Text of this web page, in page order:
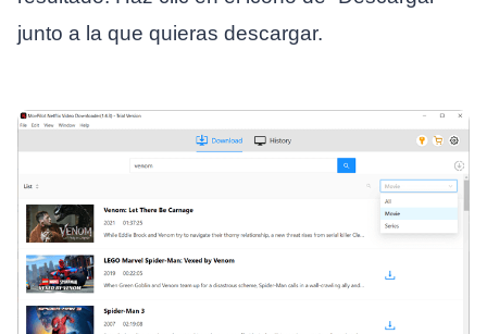
junto a la que quieras descargar.